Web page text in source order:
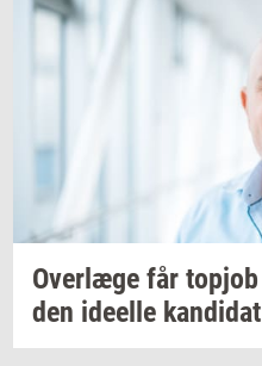
Over­læ­ge får topjob
den ide­el­le kan­di­dat